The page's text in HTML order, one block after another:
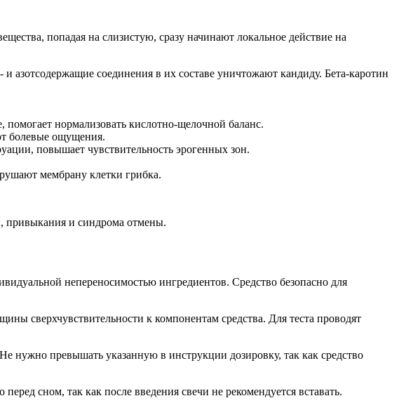
попадая на слизистую, сразу начинают локальное действие на
азотсодержащие соединения в их составе уничтожают кандиду. Бета-каротин
нормализовать кислотно-щелочной баланс.
болевые ощущения.
повышает чувствительность эрогенных зон.
мембрану клетки грибка.
привыкания и синдрома отмены.
непереносимостью ингредиентов. Средство безопасно для
сверхчувствительности к компонентам средства. Для теста проводят
нужно превышать указанную в инструкции дозировку, так как средство
сном, так как после введения свечи не рекомендуется вставать.